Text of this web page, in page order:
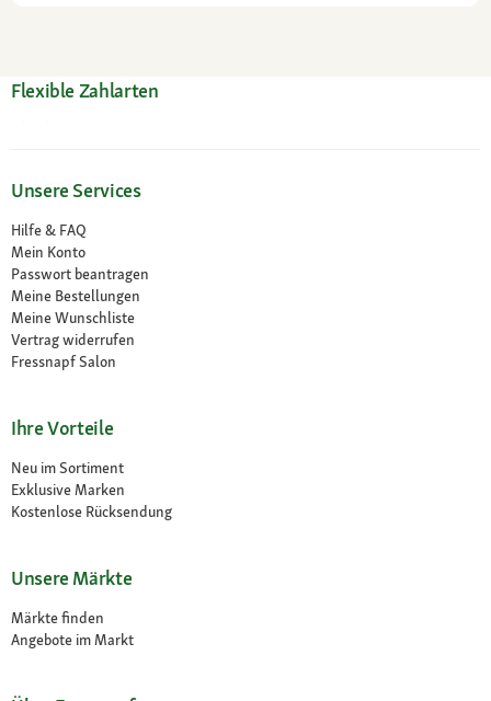
Flexible Zahlarten
Unsere Services
Hilfe & FAQ
Mein Konto
Passwort beantragen
Meine Bestellungen
Meine Wunschliste
Vertrag widerrufen
Fressnapf Salon
Ihre Vorteile
Neu im Sortiment
Exklusive Marken
Kostenlose Rücksendung
Unsere Märkte
Märkte finden
Angebote im Markt